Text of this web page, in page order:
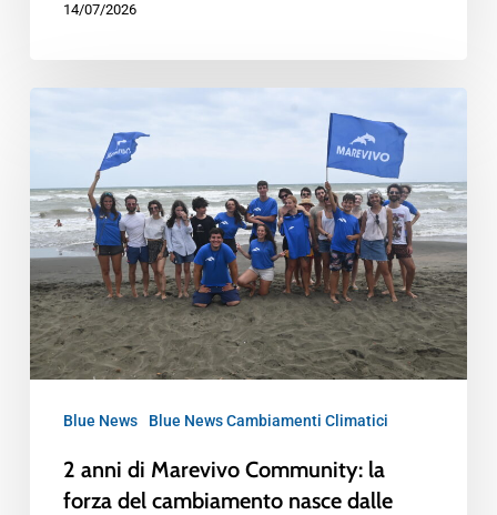
14/07/2026
Blue News Blue News Cambiamenti Climatici
2 anni di Marevivo Community: la
forza del cambiamento nasce dalle